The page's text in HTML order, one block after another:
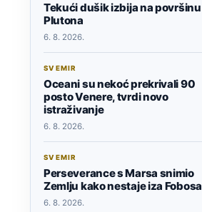
Tekući dušik izbija na površinu
Plutona
6. 8. 2026.
SVEMIR
Oceani su nekoć prekrivali 90
posto Venere, tvrdi novo
istraživanje
6. 8. 2026.
SVEMIR
Perseverance s Marsa snimio
Zemlju kako nestaje iza Fobosa
6. 8. 2026.